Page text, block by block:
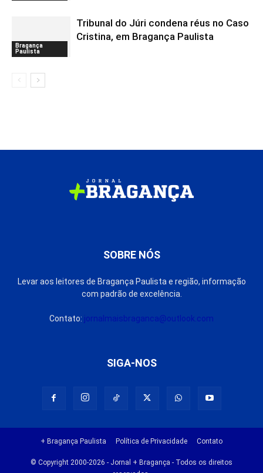
Bragança
Paulista
Tribunal do Júri condena réus no Caso
Cristina, em Bragança Paulista
SOBRE NÓS
Levar aos leitores de Bragança Paulista e região, informação
com padrão de excelência.
Contato: jornalmaisbraganca@outlook.com
SIGA-NOS
+ Bragança Paulista Política de Privacidade Contato
© Copyright 2000-2026 - Jornal + Bragança - Todos os direitos